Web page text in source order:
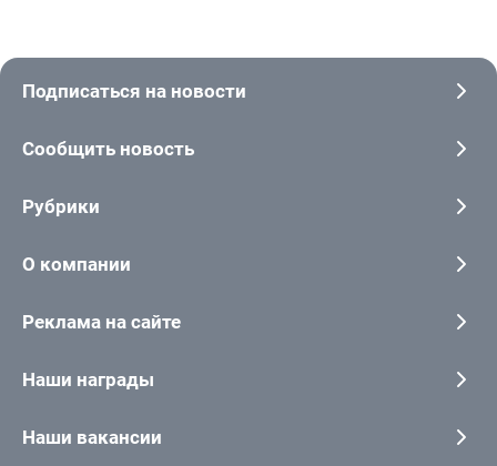
Подписаться на новости
Сообщить новость
Рубрики
О компании
Реклама на сайте
Наши награды
Наши вакансии